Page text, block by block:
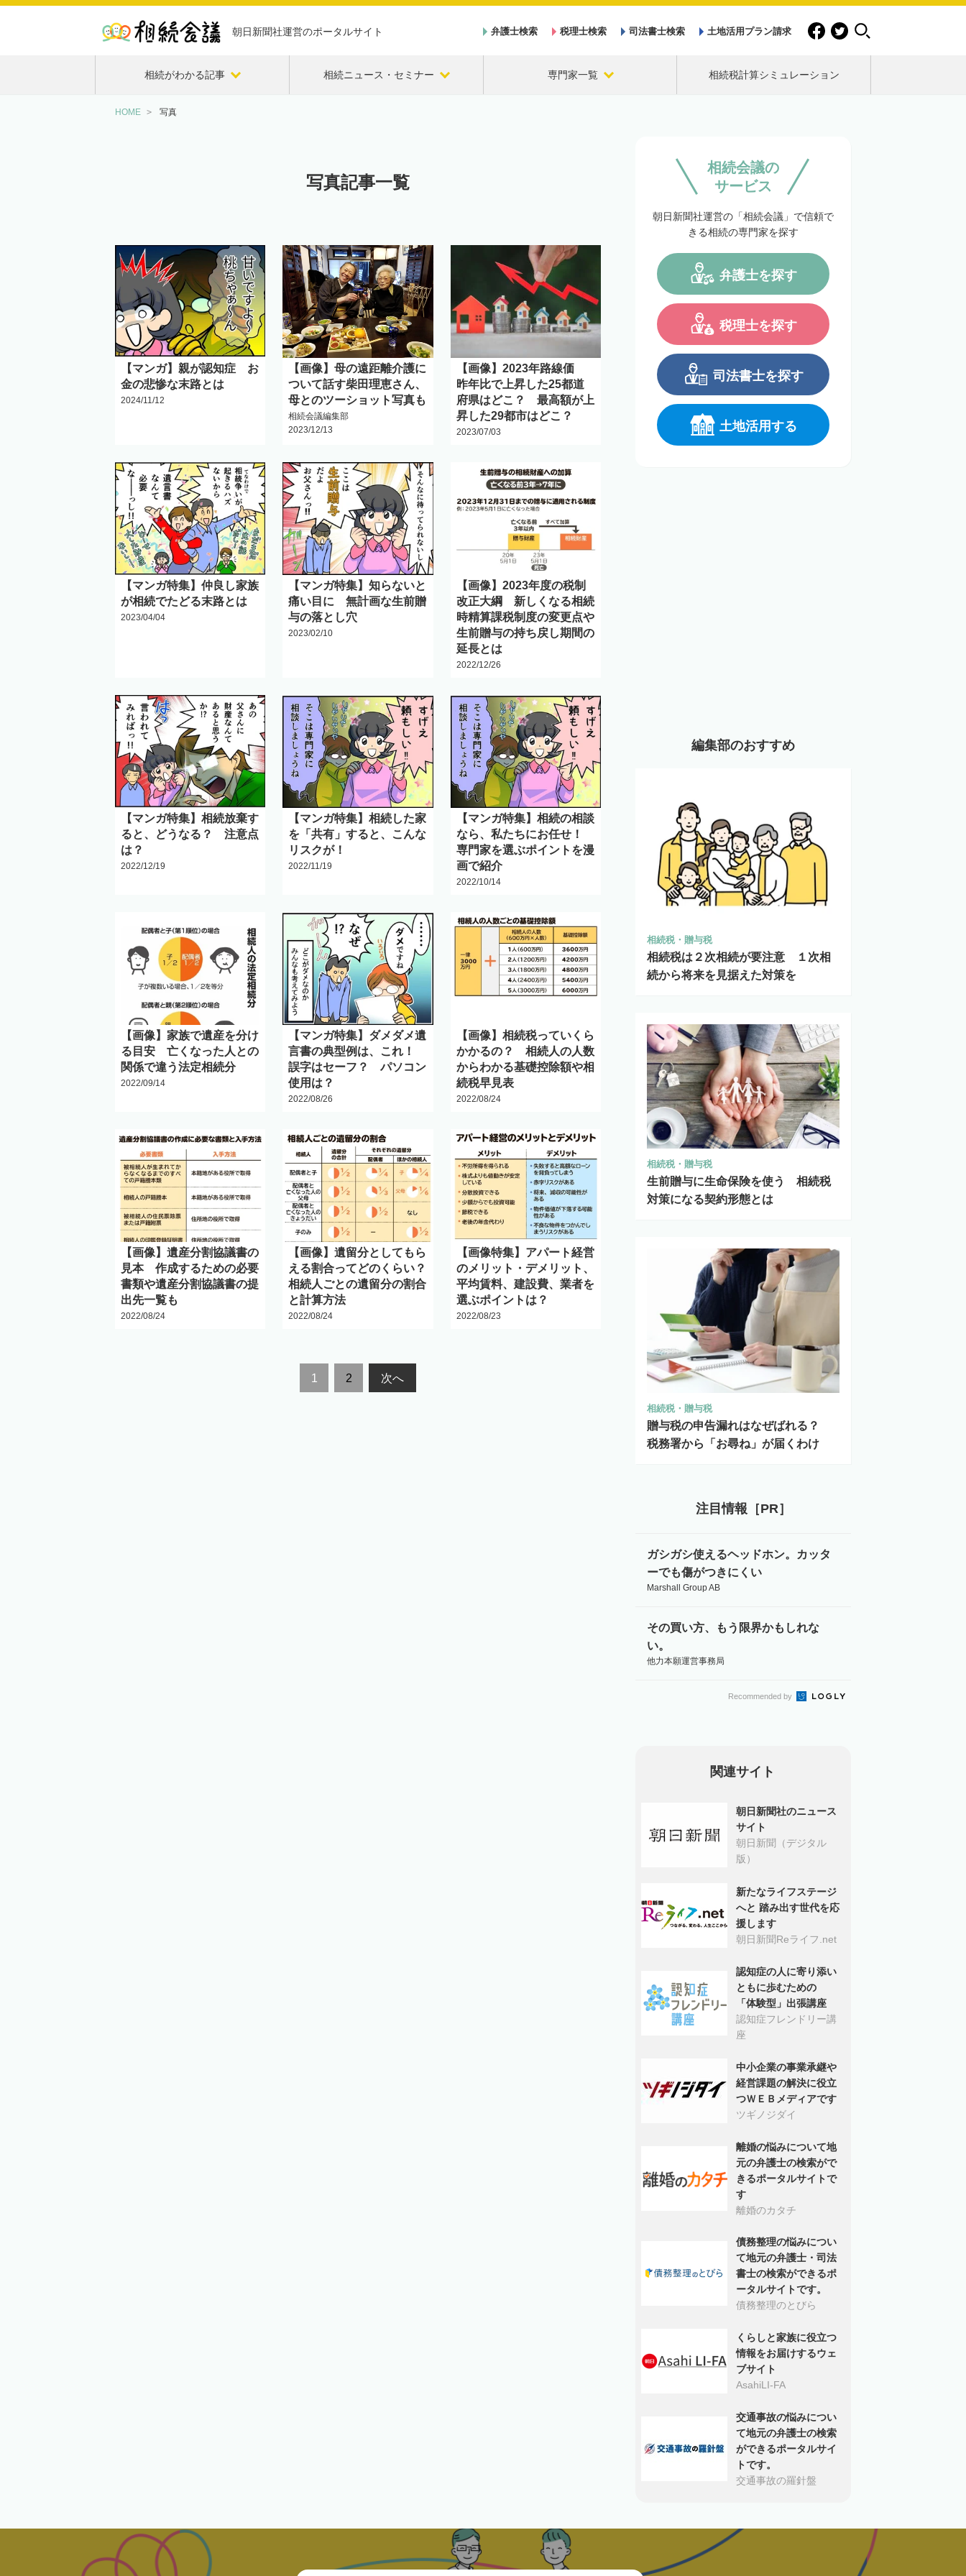
朝日新聞社運営のポータルサイト 弁護士検索 税理士検索 司法書士検索 土地活用プラン請求
相続がわかる記事 相続ニュース・セミナー 専門家一覧 相続税計算シミュレーション
HOME 写真
写真記事一覧
【マンガ】親が認知症 お
金の悲惨な末路とは
2024/11/12
【画像】母の遠距離介護に
ついて話す柴田理恵さん、
母とのツーショット写真も
相続会議編集部
2023/12/13
【画像】2023年路線価
昨年比で上昇した25都道
府県はどこ？ 最高額が上
昇した29都市はどこ？
2023/07/03
【マンガ特集】仲良し家族
が相続でたどる末路とは
2023/04/04
【マンガ特集】知らないと
痛い目に 無計画な生前贈
与の落とし穴
2023/02/10
【画像】2023年度の税制
改正大綱 新しくなる相続
時精算課税制度の変更点や
生前贈与の持ち戻し期間の
延長とは
2022/12/26
【マンガ特集】相続放棄す
ると、どうなる？ 注意点
は？
2022/12/19
【マンガ特集】相続した家
を「共有」すると、こんな
リスクが！
2022/11/19
【マンガ特集】相続の相談
なら、私たちにお任せ！
専門家を選ぶポイントを漫
画で紹介
2022/10/14
【画像】家族で遺産を分け
る目安 亡くなった人との
関係で違う法定相続分
2022/09/14
【マンガ特集】ダメダメ遺
言書の典型例は、これ！
誤字はセーフ？ パソコン
使用は？
2022/08/26
【画像】相続税っていくら
かかるの？ 相続人の人数
からわかる基礎控除額や相
続税早見表
2022/08/24
【画像】遺産分割協議書の
見本 作成するための必要
書類や遺産分割協議書の提
出先一覧も
2022/08/24
【画像】遺留分としてもら
える割合ってどのくらい？
相続人ごとの遺留分の割合
と計算方法
2022/08/24
【画像特集】アパート経営
のメリット・デメリット、
平均賃料、建設費、業者を
選ぶポイントは？
2022/08/23
1 2 次へ
相続会議の
サービス
朝日新聞社運営の「相続会議」で信頼で
きる相続の専門家を探す
弁護士を探す
税理士を探す
司法書士を探す
土地活用する
編集部のおすすめ
相続税・贈与税
相続税は２次相続が要注意 １次相
続から将来を見据えた対策を
相続税・贈与税
生前贈与に生命保険を使う 相続税
対策になる契約形態とは
相続税・贈与税
贈与税の申告漏れはなぜばれる？
税務署から「お尋ね」が届くわけ
注目情報［PR］
ガシガシ使えるヘッドホン。カッタ
ーでも傷がつきにくい
Marshall Group AB
その買い方、もう限界かもしれな
い。
他力本願運営事務局
Recommended by
関連サイト
朝日新聞社のニュース
サイト
朝日新聞（デジタル
版）
新たなライフステージ
へと 踏み出す世代を応
援します
朝日新聞Reライフ.net
認知症の人に寄り添い
ともに歩むための
「体験型」出張講座
認知症フレンドリー講
座
中小企業の事業承継や
経営課題の解決に役立
つＷＥＢメディアです
ツギノジダイ
離婚の悩みについて地
元の弁護士の検索がで
きるポータルサイトで
す
離婚のカタチ
債務整理の悩みについ
て地元の弁護士・司法
書士の検索ができるポ
ータルサイトです。
債務整理のとびら
くらしと家族に役立つ
情報をお届けするウェ
ブサイト
AsahiLI-FA
交通事故の悩みについ
て地元の弁護士の検索
ができるポータルサイ
トです。
交通事故の羅針盤